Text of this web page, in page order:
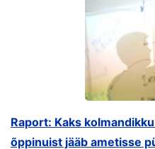
Raport: Kaks
õppinuist jääb ametisse